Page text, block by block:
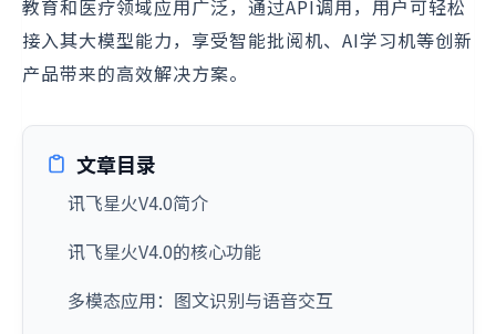
教育和医疗领域应用广泛，通过API调用，用户可轻松
接入其大模型能力，享受智能批阅机、AI学习机等创新
产品带来的高效解决方案。
文章目录
讯飞星火V4.0简介
讯飞星火V4.0的核心功能
多模态应用：图文识别与语音交互